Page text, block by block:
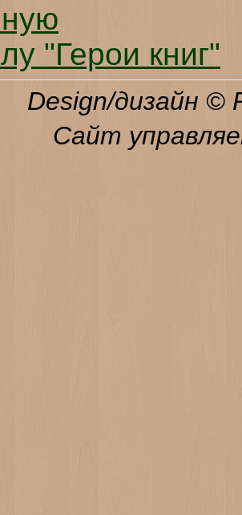
"Герои книг"
Design/дизайн ©
Сайт